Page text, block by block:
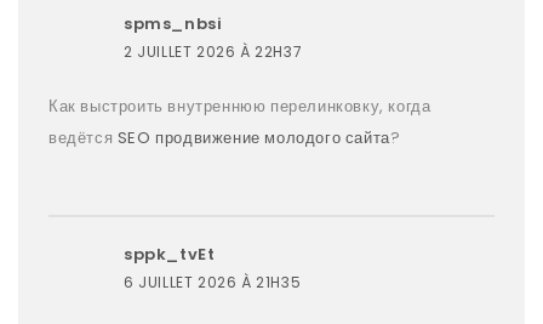
spms_nbsi
2 JUILLET 2026 À 22H37
Как выстроить внутреннюю перелинковку, когда
ведётся SEO продвижение молодого сайта?
sppk_tvEt
6 JUILLET 2026 À 21H35